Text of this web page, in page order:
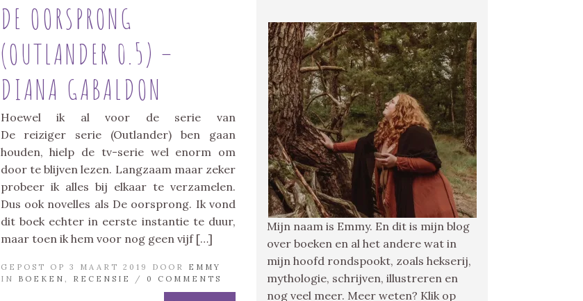
DE OORSPRONG
(OUTLANDER 0.5) –
DIANA GABALDON
Hoewel ik al voor de serie van
De reiziger serie (Outlander) ben gaan
houden, hielp de tv-serie wel enorm om
door te blijven lezen. Langzaam maar zeker
probeer ik alles bij elkaar te verzamelen.
Dus ook novelles als De oorsprong. Ik vond
dit boek echter in eerste instantie te duur,
maar toen ik hem voor nog geen vijf […]
GEPOST OP 3 MAART 2019 DOOR
EMMY
IN
BOEKEN , RECENSIE / 0 COMMENTS
Mijn naam is Emmy. En dit is mijn blog
over boeken en al het andere wat in
mijn hoofd rondspookt, zoals hekserij,
mythologie, schrijven, illustreren en
nog veel meer. Meer weten? Klik op